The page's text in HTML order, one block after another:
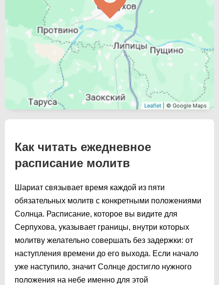
Leaflet | © Google Maps
Как читать ежедневное
расписание молитв
Шариат связывает время каждой из пяти
обязательных молитв с конкретными положениями
Солнца. Расписание, которое вы видите для
Серпухова, указывает границы, внутри которых
молитву желательно совершать без задержки: от
наступления времени до его выхода. Если начало
уже наступило, значит Солнце достигло нужного
положения на небе именно для этой